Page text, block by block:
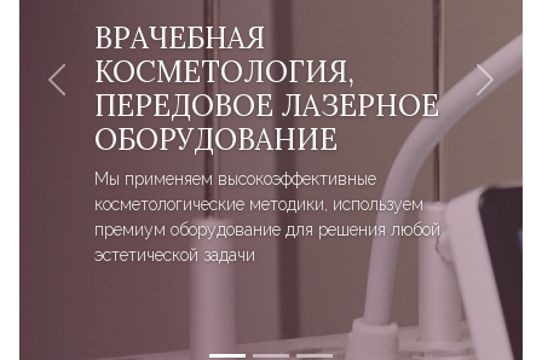
ВРАЧЕБНАЯ
КОСМЕТОЛОГИЯ,
ПЕРЕДОВОЕ ЛАЗЕРНОЕ
ОБОРУДОВАНИЕ
Мы применяем высокоэффективные
косметологические методики, используем
премиум оборудование для решения любой
эстетической задачи
Previous Next